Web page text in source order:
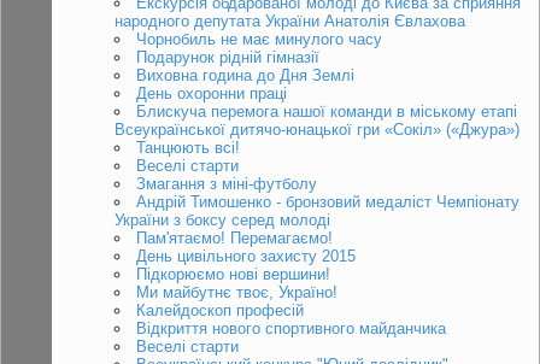
народного депутата України Анатолія Євлахова
Чорнобиль не має минулого часу
Подарунок рідній гімназії
Виховна година до Дня Землі
День охоронни праці
Блискуча перемога нашої команди в міському етапі
Всеукраїнської дитячо-юнацької гри «Сокіл» («Джура»)
Танцюють всі!
Веселі старти
Змагання з міні-футболу
Андрій Тимошенко - бронзовий медаліст Чемпіонату
України з боксу серед молоді
Пам'ятаємо! Перемагаємо!
День цивільного захисту 2015
Підкорюємо нові вершини!
Ми майбутнє твоє, Україно!
Калейдоскоп професій
Відкриття нового спортивного майданчика
Веселі старти